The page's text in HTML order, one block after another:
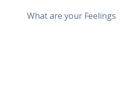
What are your Feelings